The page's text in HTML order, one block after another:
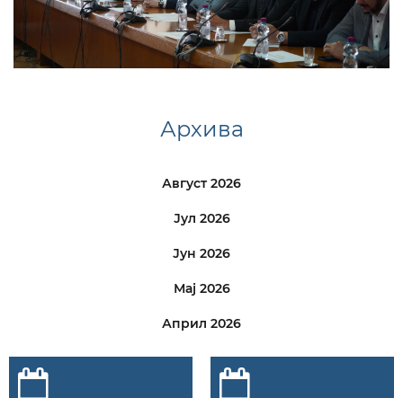
Архива
Август 2026
Јул 2026
Јун 2026
Мај 2026
Април 2026